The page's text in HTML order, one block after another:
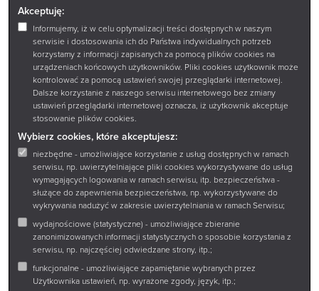
Akceptuję:
Informujemy, iż w celu optymalizacji treści dostępnych w naszym
serwisie i dostosowania ich do Państwa indywidualnych potrzeb
korzystamy z informacji zapisanych za pomocą plików cookies na
urządzeniach końcowych użytkowników. Pliki cookies użytkownik może
kontrolować za pomocą ustawień swojej przeglądarki internetowej.
Dalsze korzystanie z naszego serwisu internetowego bez zmiany
ustawień przeglądarki internetowej oznacza, iż użytkownik akceptuje
stosowanie plików cookies.
Wybierz cookies, które akceptujesz:
niezbędne - umożliwiające korzystanie z usług dostępnych w ramach
serwisu, np. uwierzytelniające pliki cookies wykorzystywane do usług
wymagających logowania w ramach serwisu, itp. bezpieczeństwa -
służące do zapewnienia bezpieczeństwa, np. wykorzystywane do
wykrywania nadużyć w zakresie uwierzytelniania w ramach Serwisu;
wydajnościowe (statystyczne) - umożliwiające zbieranie
zanonimizowanych informacji statystycznych o sposobie korzystania z
serwisu, np. najczęściej odwiedzane strony, itp.;
funkcjonalne - umożliwiające zapamiętanie wybranych przez
Użytkownika ustawień, np. wyrażone zgody, język, itp.;